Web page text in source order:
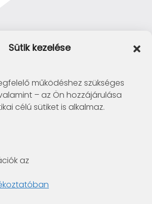
Sütik kezelése
működéshez szükséges
– az Ön hozzájárulása
célú sütiket is alkalmaz.
az
Consulting Kft.
Budapest, Erzsébet Királyné útja 29/b.
Middle East
+973 1742 2299
Szeged, Gogol utca 3. 4.em.
1 422-3030